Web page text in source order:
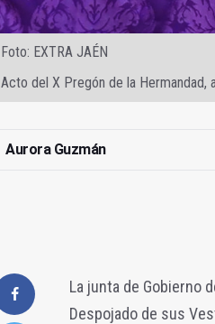
Foto: EXTRA JAÉN
Acto del X Pregón de la Hermandad,
Aurora Guzmán
La junta de Gobierno
Despojado de sus